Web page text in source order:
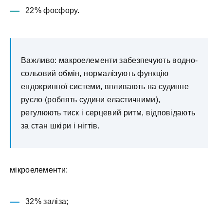
22% фосфору.
Важливо: макроелементи забезпечують водно-
сольовий обмін, нормалізують функцію
ендокринної системи, впливають на судинне
русло (роблять судини еластичними),
регулюють тиск і серцевий ритм, відповідають
за стан шкіри і нігтів.
мікроелементи:
32% заліза;